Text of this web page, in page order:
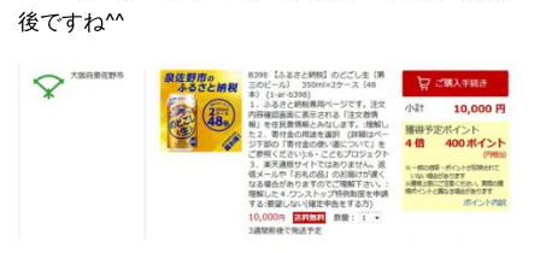
後ですね^^